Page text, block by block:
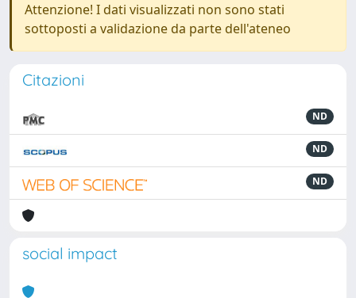
Attenzione! I dati visualizzati non sono stati
sottoposti a validazione da parte dell'ateneo
Citazioni
ND
ND
ND
social impact